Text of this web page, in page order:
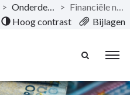
> Onderdelen >
Financiële nota
Hoog contrast Bijlagen